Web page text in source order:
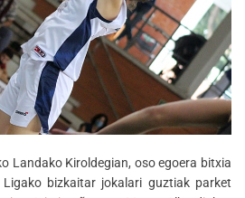
Landako Kiroldegian, oso egoera bitxia
bizkaitar jokalari guztiak parket